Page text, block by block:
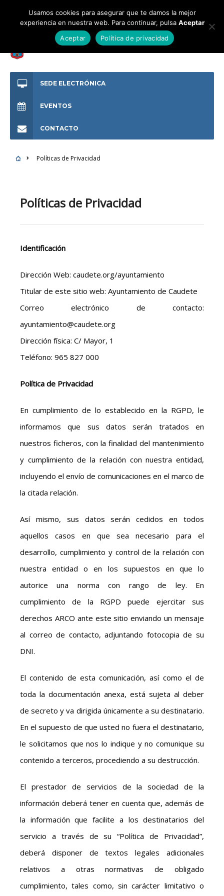
SEDE ELECTRÓNICA
EVENTOS
CONTACTO
Políticas de Privacidad
Políticas de Privacidad
Identificación
Dirección Web: caudete.org/ayuntamiento
Titular de este sitio web: Ayuntamiento de Caudete
Correo electrónico de contacto:
ayuntamiento@caudete.org
Dirección física: C/ Mayor, 1
Teléfono: 965 827 000
Política de Privacidad
En cumplimiento de lo establecido en la RGPD, le
informamos que sus datos serán tratados en
nuestros ficheros, con la finalidad del mantenimiento
y cumplimiento de la relación con nuestra entidad,
incluyendo el envío de comunicaciones en el marco de
la citada relación.
Así mismo, sus datos serán cedidos en todos
aquellos casos en que sea necesario para el
desarrollo, cumplimiento y control de la relación con
nuestra entidad o en los supuestos en que lo
autorice una norma con rango de ley. En
cumplimiento de la RGPD puede ejercitar sus
derechos ARCO ante este sitio enviando un mensaje
al correo de contacto, adjuntando fotocopia de su
DNI.
El contenido de esta comunicación, así como el de
toda la documentación anexa, está sujeta al deber
de secreto y va dirigida únicamente a su destinatario.
En el supuesto de que usted no fuera el destinatario,
le solicitamos que nos lo indique y no comunique su
contenido a terceros, procediendo a su destrucción.
El prestador de servicios de la sociedad de la
información deberá tener en cuenta que, además de
la información que facilite a los destinatarios del
servicio a través de su “Política de Privacidad”,
deberá disponer de textos legales adicionales
relativos a otras normativas de obligado
cumplimiento, tales como, sin carácter limitativo o
Usamos cookies para asegurar que te damos la mejor
experiencia en nuestra web. Para continuar, pulsa Aceptar
Aceptar
Política de privacidad